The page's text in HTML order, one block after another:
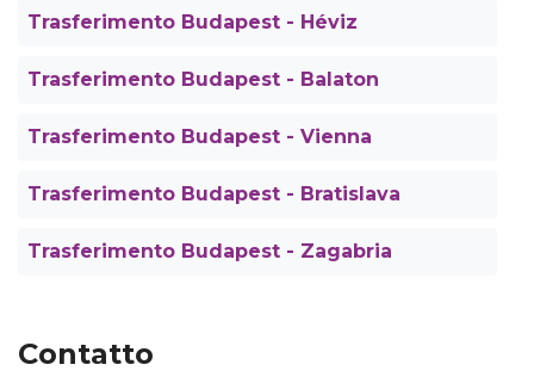
Trasferimento Budapest - Héviz
Trasferimento Budapest - Balaton
Trasferimento Budapest - Vienna
Trasferimento Budapest - Bratislava
Trasferimento Budapest - Zagabria
Contatto